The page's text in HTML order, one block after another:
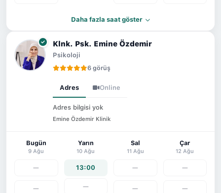
Daha fazla saat göster
Klnk. Psk. Emine Özdemir
Psikoloji
6 görüş
Adres Online
Adres bilgisi yok
Emine Özdemir Klinik
Bugün
9 Ağu
—
—
Yarın
10 Ağu
13:00
—
Sal
11 Ağu
—
—
Çar
12 Ağu
—
—